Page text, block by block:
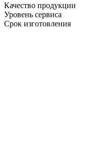
Качество продукции
Уровень сервиса
Срок изготовления